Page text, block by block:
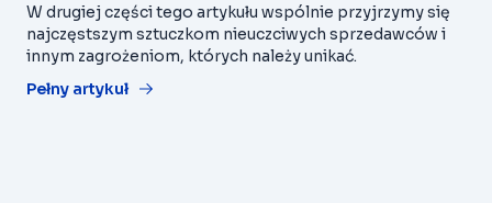
W drugiej części tego artykułu wspólnie przyjrzymy się
najczęstszym sztuczkom nieuczciwych sprzedawców i
innym zagrożeniom, których należy unikać.
Pełny artykuł